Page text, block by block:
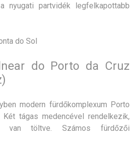
nyugati partvidék legfelkapottabb
do Porto da Cruz
modern fürdőkomplexum Porto
Két tágas medencével rendelkezik,
van töltve. Számos fürdőzői